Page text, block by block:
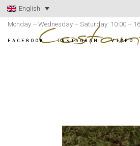
English
Monday – Wednesday – Saturday: 10:00 –
FACEBOOK INSTAGRAM VIMEO